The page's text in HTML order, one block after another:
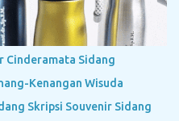
Cinderamata Sidang
Kenangan Wisuda
Skripsi Souvenir Sidang